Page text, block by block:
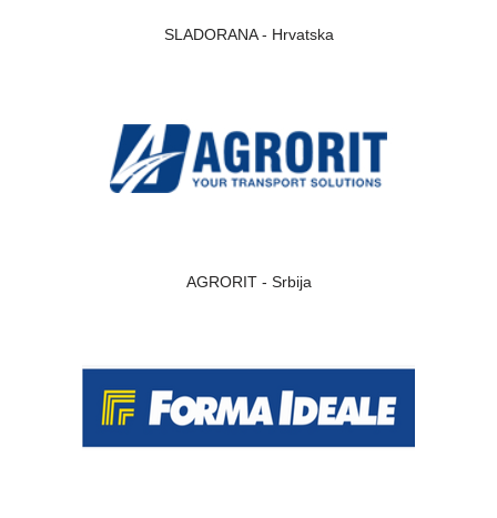
SLADORANA - Hrvatska
AGRORIT - Srbija